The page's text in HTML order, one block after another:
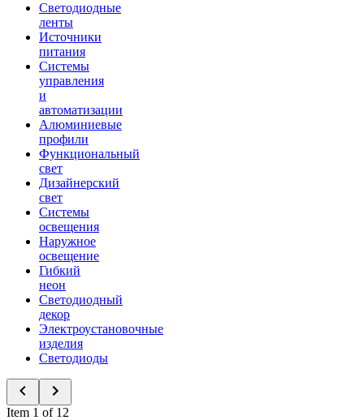
Светодиодные
ленты
Источники
питания
Системы
управления
и
автоматизации
Алюминиевые
профили
Функциональный
свет
Дизайнерский
свет
Системы
освещения
Наружное
освещение
Гибкий
неон
Светодиодный
декор
Электроустановочные
изделия
Светодиоды
Item 1 of 12